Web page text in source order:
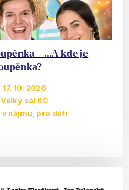
- …A kde je
17. 10. 2026
Velký sál KC
v nájmu, pro děti